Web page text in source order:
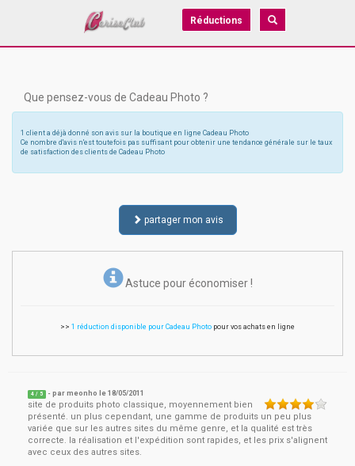
Réductions
Que pensez-vous de Cadeau Photo ?
1 client a déjà donné son avis sur la boutique en ligne Cadeau Photo
Ce nombre d'avis n'est toutefois pas suffisant pour obtenir une tendance générale sur le taux
de satisfaction des clients de Cadeau Photo
partager mon avis
Astuce pour économiser !
>> 1 réduction disponible pour Cadeau Photo pour vos achats en ligne
4 / 5 - parmeonho le18/05/2011
site de produits photo classique, moyennement bien
présenté. un plus cependant, une gamme de produits un peu plus
variée que sur les autres sites du même genre, et la qualité est très
correcte. la réalisation et l'expédition sont rapides, et les prix s'alignent
avec ceux des autres sites.